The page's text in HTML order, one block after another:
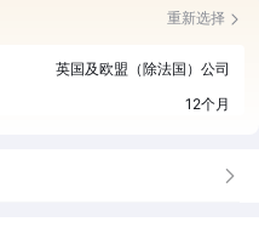
重新选择
英国及欧盟（除法国）公司
12个月